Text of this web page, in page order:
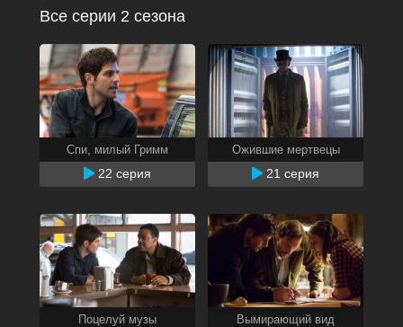
Все серии 2 сезона
Спи, милый Гримм
22 серия
Ожившие мертвецы
21 серия
Поцелуй музы Вымирающий вид